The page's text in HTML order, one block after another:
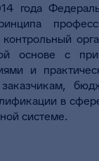
года
контрольный
основе с
и
в
системе.